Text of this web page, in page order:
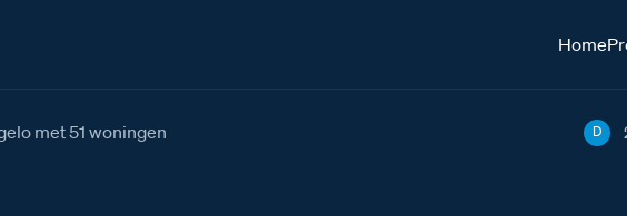
Home
met 51 woningen D